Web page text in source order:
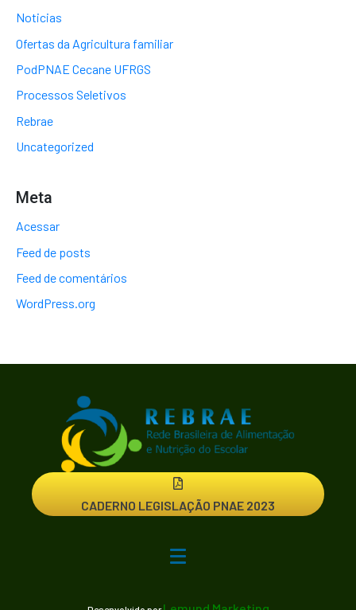
Noticias
Ofertas da Agricultura familiar
PodPNAE Cecane UFRGS
Processos Seletivos
Rebrae
Uncategorized
Meta
Acessar
Feed de posts
Feed de comentários
WordPress.org
CADERNO LEGISLAÇÃO PNAE 2023